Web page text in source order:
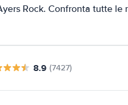
Rock. Confronta tutte le
8.9 (7427)